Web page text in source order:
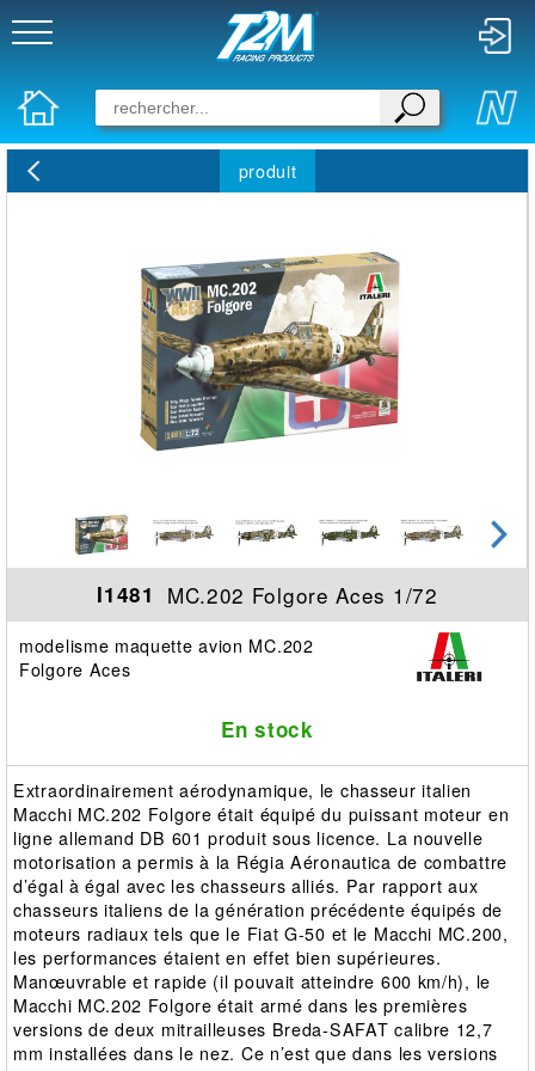
produit
I1481 MC.202 Folgore Aces 1/72
modelisme maquette avion MC.202
Folgore Aces
En stock
Extraordinairement aérodynamique, le chasseur italien
Macchi MC.202 Folgore était équipé du puissant moteur en
ligne allemand DB 601 produit sous licence. La nouvelle
motorisation a permis à la Régia Aéronautica de combattre
d’égal à égal avec les chasseurs alliés. Par rapport aux
chasseurs italiens de la génération précédente équipés de
moteurs radiaux tels que le Fiat G-50 et le Macchi MC.200,
les performances étaient en effet bien supérieures.
Manœuvrable et rapide (il pouvait atteindre 600 km/h), le
Macchi MC.202 Folgore était armé dans les premières
versions de deux mitrailleuses Breda-SAFAT calibre 12,7
mm installées dans le nez. Ce n’est que dans les versions